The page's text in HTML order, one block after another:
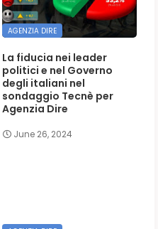
AGENZIA DIRE
La fiducia nei leader
politici e nel Governo
degli italiani nel
sondaggio Tecnè per
Agenzia Dire
June 26, 2024